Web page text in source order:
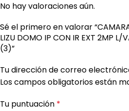
No hay valoraciones aún.
Sé el primero en valorar
LIZU DOMO IP CON IR EXT 2MP L/
(3)”
Tu dirección de correo
Los campos obligatorios están
Tu puntuación *